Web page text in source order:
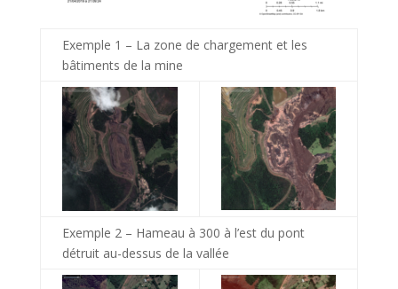
Exemple 1 – La zone de chargement et les
bâtiments de la mine
Exemple 2 – Hameau à 300 à l’est du pont
détruit au-dessus de la vallée